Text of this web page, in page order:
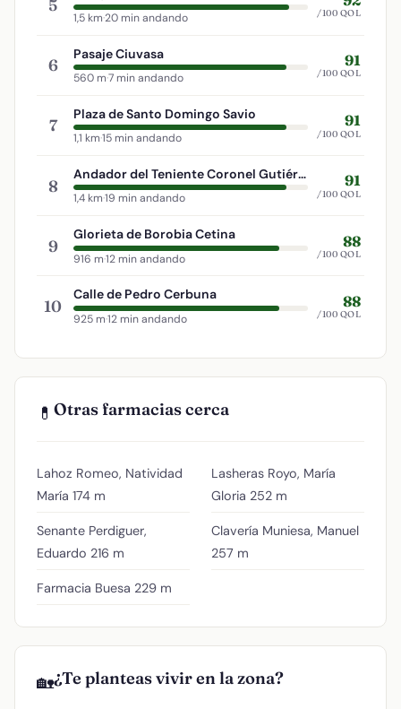
5
1,5 km·20 min andando /100 QOL
6
Pasaje Ciuvasa
560 m·7 min andando
91
/100 QOL
7
Plaza de Santo Domingo Savio
1,1 km·15 min andando
91
/100 QOL
8
Andador del Teniente Coronel Gutiérrez Mellado
1,4 km·19 min andando
91
/100 QOL
9
Glorieta de Borobia Cetina
916 m·12 min andando
88
/100 QOL
10
Calle de Pedro Cerbuna
925 m·12 min andando
88
/100 QOL
💊 Otras farmacias cerca
Lahoz Romeo, Natividad
María 174 m
Senante Perdiguer,
Eduardo 216 m
Farmacia Buesa 229 m
Lasheras Royo, María
Gloria 252 m
Clavería Muniesa, Manuel
257 m
🏡¿Te planteas vivir en la zona?